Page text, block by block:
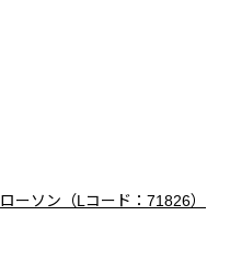
ローソン（Lコード：71826）